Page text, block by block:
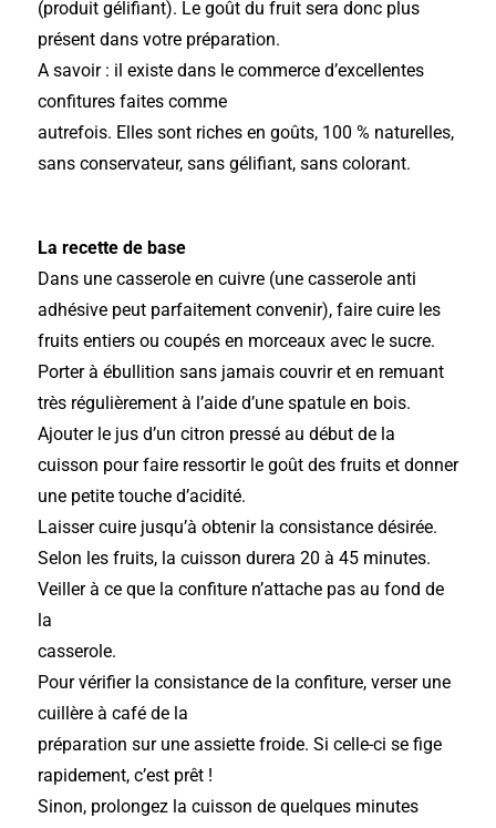
(produit gélifiant). Le goût du fruit sera donc plus
présent dans votre préparation.
A savoir : il existe dans le commerce d’excellentes
confitures faites comme
autrefois. Elles sont riches en goûts, 100 % naturelles,
sans conservateur, sans gélifiant, sans colorant.
La recette de base
Dans une casserole en cuivre (une casserole anti
adhésive peut parfaitement convenir), faire cuire les
fruits entiers ou coupés en morceaux avec le sucre.
Porter à ébullition sans jamais couvrir et en remuant
très régulièrement à l’aide d’une spatule en bois.
Ajouter le jus d’un citron pressé au début de la
cuisson pour faire ressortir le goût des fruits et donner
une petite touche d’acidité.
Laisser cuire jusqu’à obtenir la consistance désirée.
Selon les fruits, la cuisson durera 20 à 45 minutes.
Veiller à ce que la confiture n’attache pas au fond de
la
casserole.
Pour vérifier la consistance de la confiture, verser une
cuillère à café de la
préparation sur une assiette froide. Si celle-ci se fige
rapidement, c’est prêt !
Sinon, prolongez la cuisson de quelques minutes